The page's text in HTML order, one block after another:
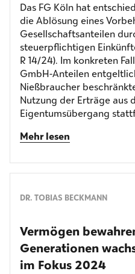
Das FG Köln hat
die Ablösung eines
Gesellschaftsanteilen
steuerpflichtigen
R 14/24). Im konkreten
GmbH-Anteilen
Nießbraucher
Nutzung der Erträge aus
Eigentumsübergang
Mehr lesen
DR. TOBIAS BECKMANN
Vermögen
Generationen
im Fokus 2024